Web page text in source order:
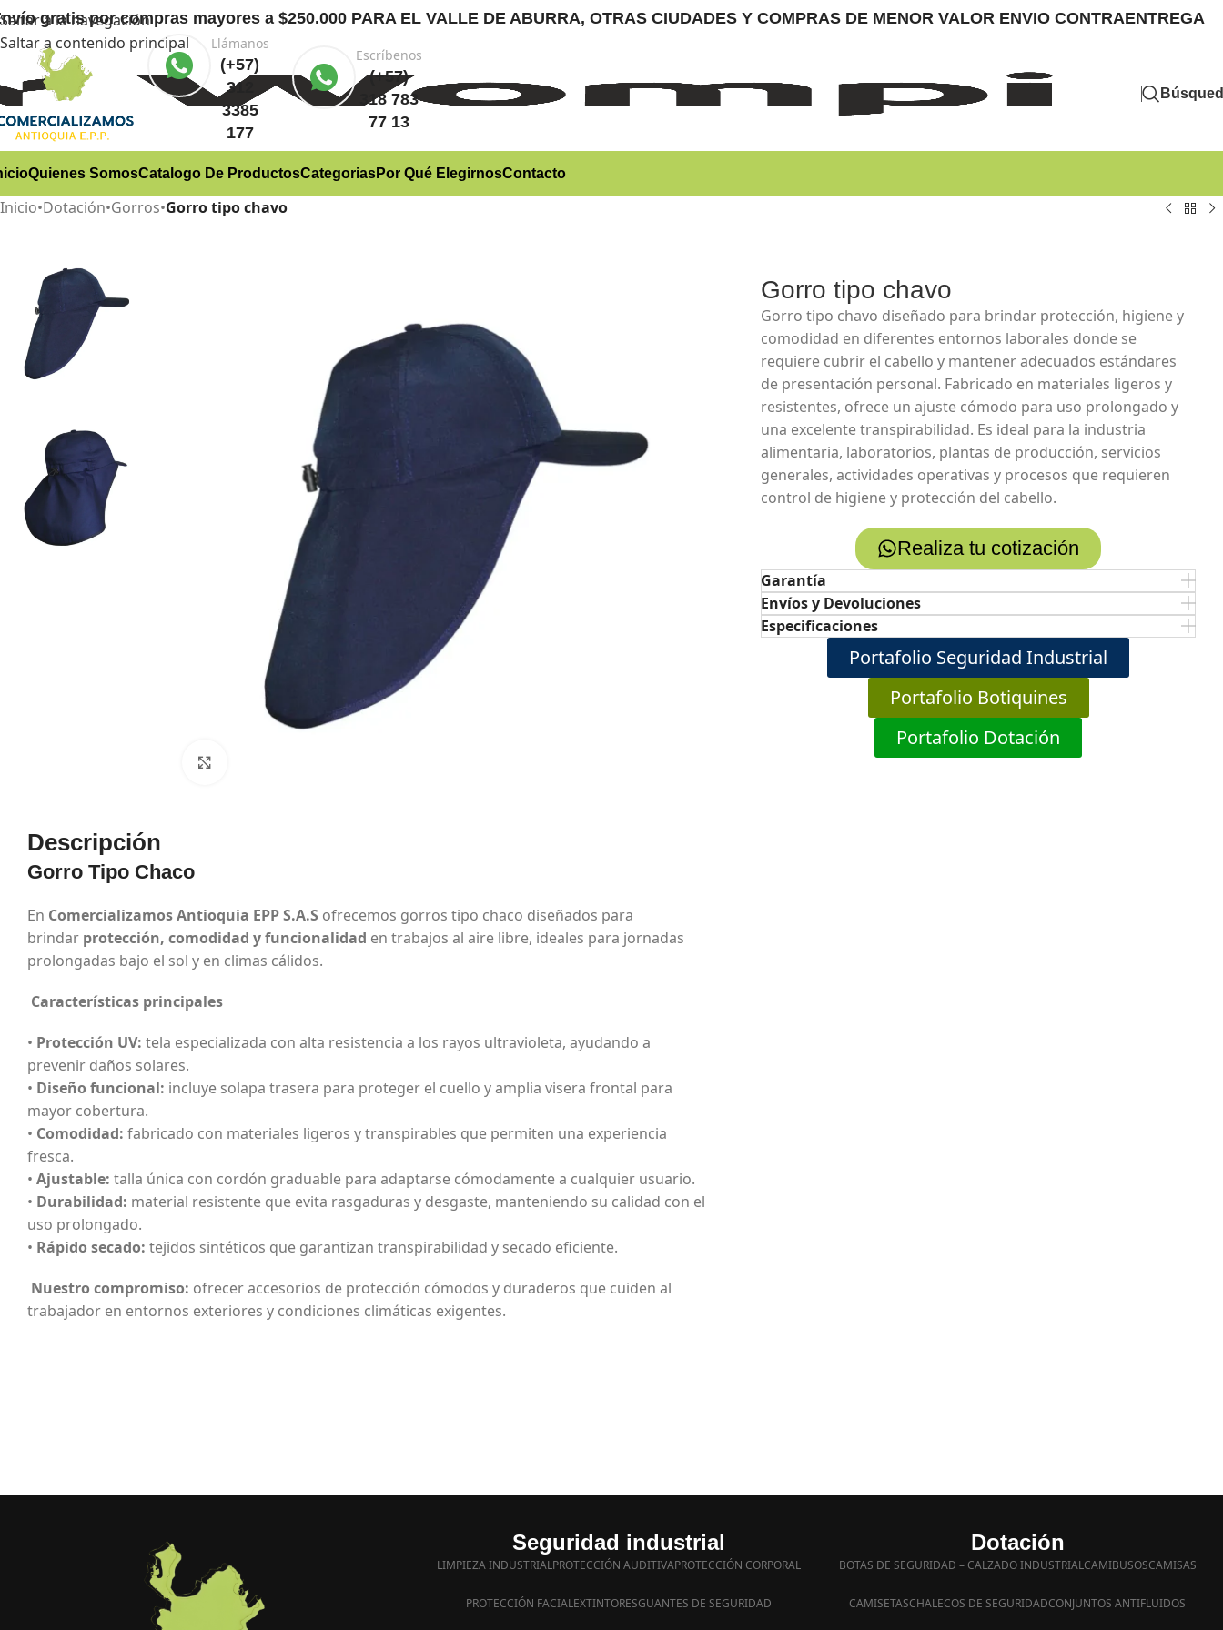
Saltar a la navegación
Saltar a contenido principal
gratispor compras mayores a $250.000 PARA EL VALLE DE ABURRA, OTRAS CIUDADES Y COMPRAS DE MENOR VALOR ENVIO CONTRAENTREGA
Llámanos
(+57)
312
3385
177
Escríbenos
(+57)
318 783
77 13
Quienes SomosCatalogo De ProductosCategoriasPor Qué ElegirnosContacto
Inicio•Dotación•Gorros•Gorro tipo chavo
Descripción
Gorro Tipo Chaco
En Comercializamos Antioquia EPP S.A.S ofrecemos gorros tipo chaco diseñados para
brindar protección, comodidad y funcionalidad en trabajos al aire libre, ideales para jornadas
prolongadas bajo el sol y en climas cálidos.
Características principales
• Protección UV: tela especializada con alta resistencia a los rayos ultravioleta, ayudando a
prevenir daños solares.
• Diseño funcional: incluye solapa trasera para proteger el cuello y amplia visera frontal para
mayor cobertura.
• Comodidad: fabricado con materiales ligeros y transpirables que permiten una experiencia
fresca.
• Ajustable: talla única con cordón graduable para adaptarse cómodamente a cualquier usuario.
• Durabilidad: material resistente que evita rasgaduras y desgaste, manteniendo su calidad con el
uso prolongado.
• Rápido secado: tejidos sintéticos que garantizan transpirabilidad y secado eficiente.
Nuestro compromiso: ofrecer accesorios de protección cómodos y duraderos que cuiden al
trabajador en entornos exteriores y condiciones climáticas exigentes.
Gorro tipo chavo
Gorro tipo chavo diseñado para brindar protección, higiene y
comodidad en diferentes entornos laborales donde se
requiere cubrir el cabello y mantener adecuados estándares
de presentación personal. Fabricado en materiales ligeros y
resistentes, ofrece un ajuste cómodo para uso prolongado y
una excelente transpirabilidad. Es ideal para la industria
alimentaria, laboratorios, plantas de producción, servicios
generales, actividades operativas y procesos que requieren
control de higiene y protección del cabello.
Realiza tu cotización
Garantía
Envíos y Devoluciones
Especificaciones
Portafolio Seguridad Industrial
Portafolio Botiquines
Portafolio Dotación
Seguridad industrial
LIMPIEZA INDUSTRIALPROTECCIÓN AUDITIVAPROTECCIÓN CORPORAL
PROTECCIÓN FACIALEXTINTORESGUANTES DE SEGURIDAD
Dotación
BOTAS DE SEGURIDAD – CALZADO INDUSTRIALCAMIBUSOSCAMISAS
CAMISETASCHALECOS DE SEGURIDADCONJUNTOS ANTIFLUIDOS